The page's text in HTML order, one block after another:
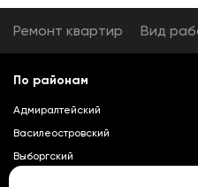
Ремонт квартир Вид
По районам
Адмиралтейский
Василеостровский
Выборгский